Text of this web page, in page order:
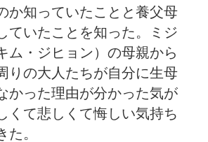
か知っていたことと養父母
ていたことを知った。ミジ
ム・ジヒョン）の母親から
りの大人たちが自分に生母
かった理由が分かった気が
くて悲しくて悔しい気持ち
た。